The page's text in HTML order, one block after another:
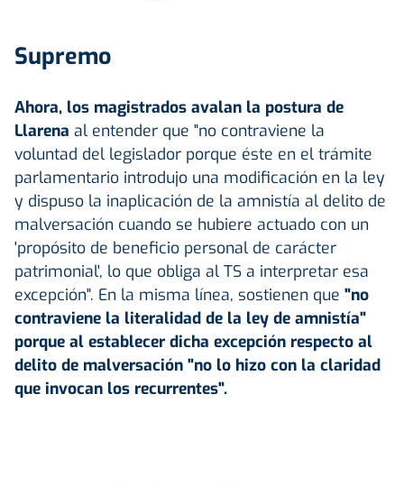
Supremo
Ahora, los magistrados avalan la postura de
Llarena al entender que "no contraviene la
voluntad del legislador porque éste en el trámite
parlamentario introdujo una modificación en la ley
y dispuso la inaplicación de la amnistía al delito de
malversación cuando se hubiere actuado con un
'propósito de beneficio personal de carácter
patrimonial', lo que obliga al TS a interpretar esa
excepción". En la misma línea, sostienen que "no
contraviene la literalidad de la ley de amnistía"
porque al establecer dicha excepción respecto al
delito de malversación "no lo hizo con la claridad
que invocan los recurrentes".